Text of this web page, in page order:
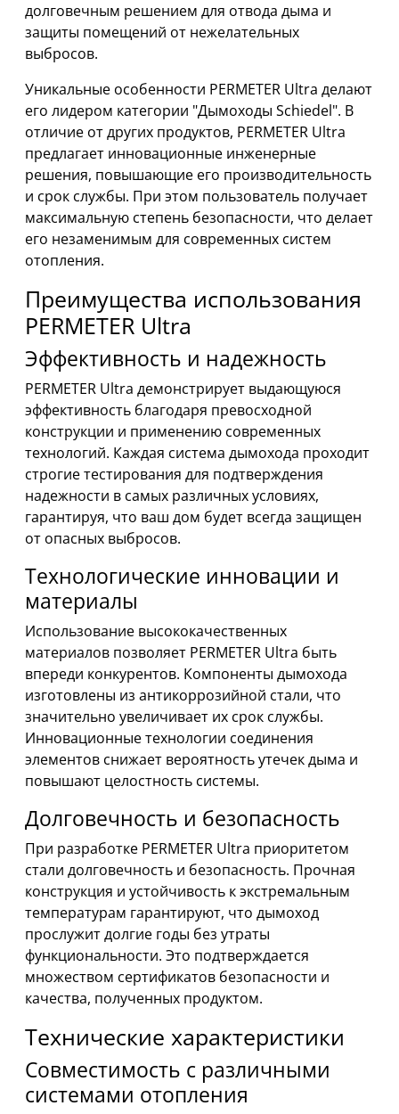
долговечным решением для отвода дыма и
защиты помещений от нежелательных
выбросов.
Уникальные особенности PERMETER Ultra делают
его лидером категории "Дымоходы Schiedel". В
отличие от других продуктов, PERMETER Ultra
предлагает инновационные инженерные
решения, повышающие его производительность
и срок службы. При этом пользователь получает
максимальную степень безопасности, что делает
его незаменимым для современных систем
отопления.
Преимущества использования
PERMETER Ultra
Эффективность и надежность
PERMETER Ultra демонстрирует выдающуюся
эффективность благодаря превосходной
конструкции и применению современных
технологий. Каждая система дымохода проходит
строгие тестирования для подтверждения
надежности в самых различных условиях,
гарантируя, что ваш дом будет всегда защищен
от опасных выбросов.
Технологические инновации и
материалы
Использование высококачественных
материалов позволяет PERMETER Ultra быть
впереди конкурентов. Компоненты дымохода
изготовлены из антикоррозийной стали, что
значительно увеличивает их срок службы.
Инновационные технологии соединения
элементов снижает вероятность утечек дыма и
повышают целостность системы.
Долговечность и безопасность
При разработке PERMETER Ultra приоритетом
стали долговечность и безопасность. Прочная
конструкция и устойчивость к экстремальным
температурам гарантируют, что дымоход
прослужит долгие годы без утраты
функциональности. Это подтверждается
множеством сертификатов безопасности и
качества, полученных продуктом.
Технические характеристики
Совместимость с различными
системами отопления